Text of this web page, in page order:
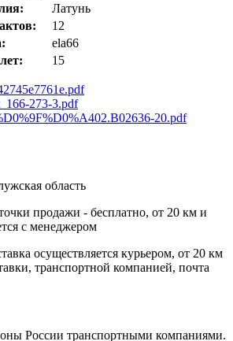
Латунь
12
ela66
15
273-3.pdf
20.pdf
область
продажи - бесплатно, от 20 км и
с менеджером
осуществляется курьером, от 20 км
транспортной компанией, почта
России транспортными компаниями.